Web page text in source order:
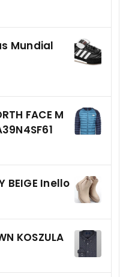
Mundial
FACE M
BEIGE Inello
KOSZULA